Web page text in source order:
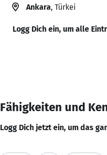
Ankara, Türkei
Logg Dich ein, um alle
Fähigkeiten und
Logg Dich jetzt ein, um das